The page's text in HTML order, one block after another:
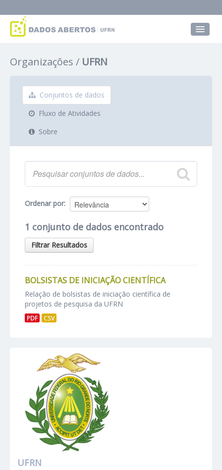
Grupos
Sobre
Organizações UFRN
Conjuntos de dados
Fluxo de Atividades
Sobre
Ordenar por
1 conjunto de dados encontrado
Filtrar Resultados
BOLSISTAS DE INICIAÇÃO CIENTÍFICA
Relação de bolsistas de iniciação científica de
projetos de pesquisa da UFRN
PDF CSV
UFRN